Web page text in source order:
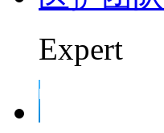
Expert